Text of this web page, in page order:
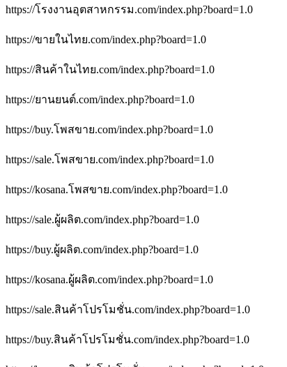
https://โรงงานอุตสาหกรรม.com/index.php?board=1.0
https://ขายในไทย.com/index.php?board=1.0
https://สินค้าในไทย.com/index.php?board=1.0
https://ยานยนต์.com/index.php?board=1.0
https://buy.โพสขาย.com/index.php?board=1.0
https://sale.โพสขาย.com/index.php?board=1.0
https://kosana.โพสขาย.com/index.php?board=1.0
https://sale.ผู้ผลิต.com/index.php?board=1.0
https://buy.ผู้ผลิต.com/index.php?board=1.0
https://kosana.ผู้ผลิต.com/index.php?board=1.0
https://sale.สินค้าโปรโมชั่น.com/index.php?board=1.0
https://buy.สินค้าโปรโมชั่น.com/index.php?board=1.0